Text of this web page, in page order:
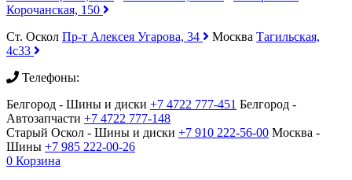
Корочанская, 150
Ст. Оскол Пр-т Алексея Угарова, 34 Москва Тагильская,
4с33
Телефоны:
Белгород - Шины и диски +7 4722 777-451 Белгород -
Автозапчасти +7 4722 777-148
Старый Оскол - Шины и диски +7 910 222-56-00 Москва -
Шины +7 985 222-00-26
0 Корзина